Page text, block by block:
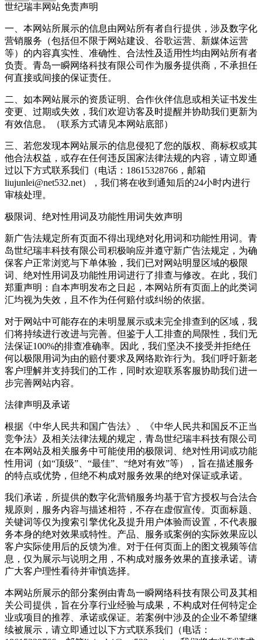
世纪瑞丰网站免责声明
一、本网站所展示的信息由网站所有者自行提供，涉及数字化
营销服务（包括但不限于网站建设、谷歌运营、新媒体运营
等）的内容真实性、准确性、合法性及适用性均由网站所有者
负责。青岛一瞬网络科技有限公司作为服务提供商，不承担任
何直接或间接的保证责任。
二、如本网站展示的资质证明、合作伙伴信息或相关证书发生
变更、过期或失效，我们欢迎访客及时提醒并协助我们更新为
有效信息。（联系方式请见本网站底部）
三、若您发现本网站展示的信息侵犯了您的版权、商标权或其
他合法权益，或存在任何违反国家法律法规的内容，请立即通
过以下方式联系我们（电话：18615328766，邮箱
liujunlei@net532.net），我们将在收到通知后的24小时内进行
审核处理。
极限词、绝对性用词及功能性用词失效声明
新广告法规定所有页面不得出现绝对化用词和功能性用词。青
岛世纪瑞丰科技有限公司积极响应并遵守新广告法规定，为确
保客户正常浏览与下单体验，我们已对网站明显区域的极限
词、绝对性用词及功能性用词进行了排查与修改。在此，我们
郑重声明：自本声明发布之日起，本网站所有页面上的此类词
汇均视为失效，且不作为任何赔付或纠纷的依据。
对于网站中可能存在的未明显展示或未完全排查到的区域，我
们将持续进行改进与完善。但鉴于人工排查的局限性，我们无
法保证100%的排查准确率。因此，我们坚决不接受并拒绝任
何以极限用词为由的赔付要求及网络欺诈行为。我们呼吁新老
客户理解并支持我们的工作，同时欢迎联系客服协助我们进一
步完善网站内容。
法律声明及承诺
根据《中华人民共和国广告法》、《中华人民共和国反不正当
竞争法》及相关法律法规的规定，青岛世纪瑞丰科技有限公司
在本网站及相关服务中可能使用的极限词、绝对性用词或功能
性用词（如“顶级”、“最佳”、“绝对有效”等），旨在描述服务
的特点或优势，但绝不构成对服务效果的绝对保证或承诺。
我们承诺，所提供的数字化营销服务均基于官方授权与合法合
规原则，服务内容与描述相符，不存在虚假宣传。页面标题、
关键词等仅为搜索引擎优化及提升用户体验而设置，不代表服
务本身的绝对效果或特性。产品、服务或案例的实际效果应以
客户实际使用后的反馈为准。对于任何页面上的图文视频等信
息，仅为展示与说明之用，不构成对服务效果的直接承诺。请
广大客户理性看待并审慎选择。
本网站所展示的部分案例由青岛一瞬网络科技有限公司及其相
关公司提供，旨在分享行业经验与成果，不构成对任何特定企
业或项目的推荐、承诺或保证。若案例中涉及的企业不希望继
续被展示，请立即通过以下方式联系我们（电话：